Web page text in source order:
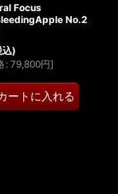
Focus
No.2
込)
: 79,800円]
ートに入れる